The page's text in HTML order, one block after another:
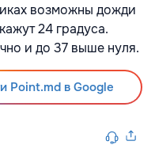
возможны дожди
24 градуса.
и до 37 выше нуля.
Point.md в Google